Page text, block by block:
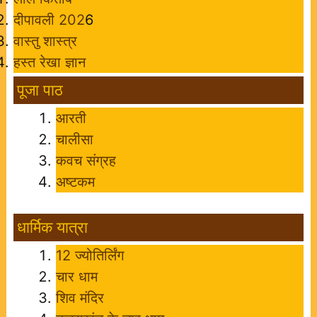
दीपावली 2026
वास्तु शास्त्र
हस्त रेखा ज्ञान
पूजा पाठ
आरती
चालीसा
कवच संग्रह
अष्टकम
धार्मिक यात्रा
12 ज्योतिर्लिंग
चार धाम
शिव मंदिर